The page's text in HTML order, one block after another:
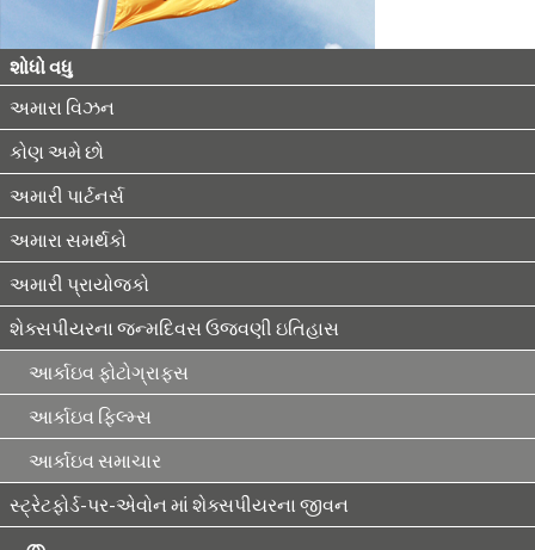
શોધો વધુ
અમારા વિઝન
કોણ અમે છો
અમારી પાર્ટનર્સ
અમારા સમર્થકો
અમારી પ્રાયોજકો
શેક્સપીયરના જન્મદિવસ ઉજવણી ઇતિહાસ
આર્કાઇવ ફોટોગ્રાફ્સ
આર્કાઇવ ફિલ્મ્સ
આર્કાઇવ સમાચાર
સ્ટ્રેટફોર્ડ-પર-એવોન માં શેક્સપીયરના જીવન